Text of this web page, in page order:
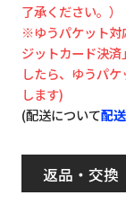
了承ください。）
※ゆうパケット対
ジットカード決
したら、ゆうパ
します)
(配送について配
返品・交換